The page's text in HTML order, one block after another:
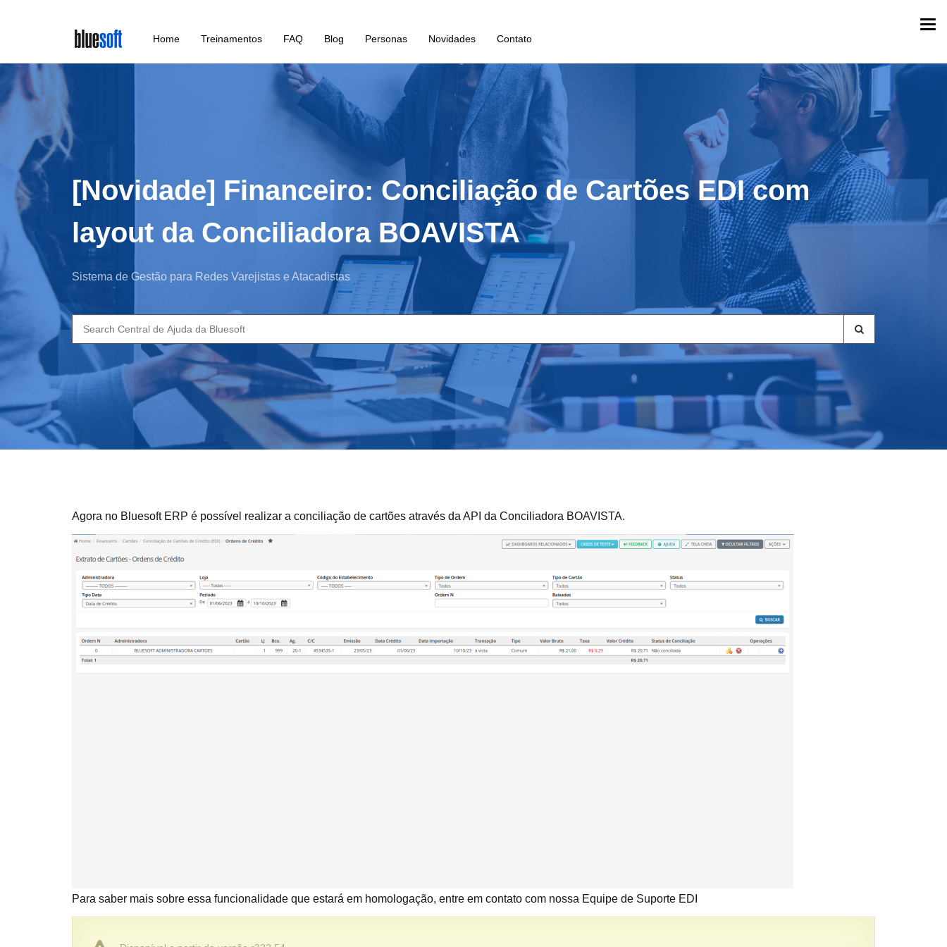
main
content
Home Treinamentos FAQ Blog Personas Novidades Contato
[Novidade] Financeiro: Conciliação de Cartões EDI com
layout da Conciliadora BOAVISTA
Sistema de Gestão para Redes Varejistas e Atacadistas
Search
for:
Agora no Bluesoft ERP é possível realizar a conciliação de cartões através da API da Conciliadora BOAVISTA.
Para saber mais sobre essa funcionalidade que estará em homologação, entre em contato com nossa Equipe de Suporte EDI